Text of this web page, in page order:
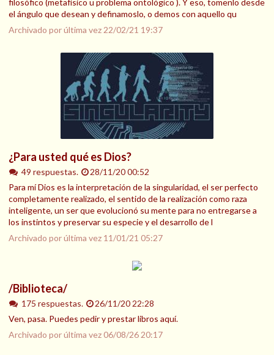
el ángulo que desean y definamoslo, o demos con aquello qu
Archivado por última vez 22/02/21 19:37
¿Para usted qué es Dios?
49 respuestas.
28/11/20 00:52
Para mí Dios es la interpretación de la singularidad, el ser perfecto
completamente realizado, el sentido de la realización como raza
inteligente, un ser que evolucionó su mente para no entregarse a
los instintos y preservar su especie y el desarrollo de l
Archivado por última vez 11/01/21 05:27
/Biblioteca/
175 respuestas.
26/11/20 22:28
Ven, pasa. Puedes pedir y prestar libros aquí.
Archivado por última vez06/08/26 20:17